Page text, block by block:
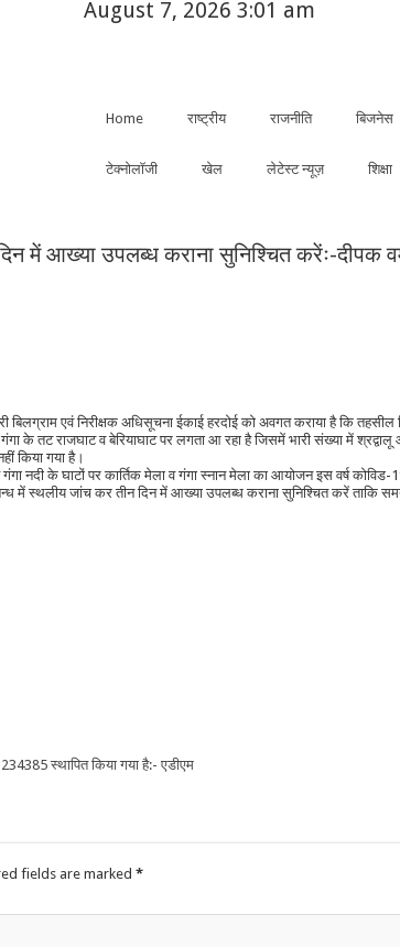
August 7, 2026 3:01 am
Home राष्ट्रीय राजनीति बिजनेस
टेक्नोलॉजी खेल लेटेस्ट न्यूज़ शिक्षा
में आख्या उपलब्ध कराना सुनिश्चित करेंः-दीपक
बिलग्राम एवं निरीक्षक अधिसूचना ईकाई हरदोई को अवगत कराया है कि तहसील
गंगा के तट राजघाट व बेरियाघाट पर लगता आ रहा है जिसमें भारी संख्या में
किया गया है।
नदी के घाटों पर कार्तिक मेला व गंगा स्नान मेला का आयोजन इस वर्ष
में स्थलीय जांच कर तीन दिन में आख्या उपलब्ध कराना सुनिश्चित करें ताकि
स्थापित किया गया है:- एडीएम
fields are marked *